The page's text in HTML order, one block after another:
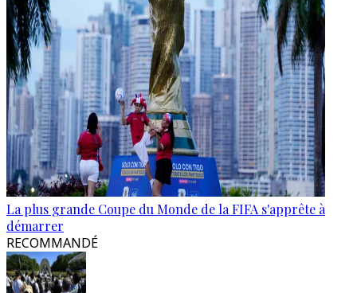
La plus grande Coupe du Monde de la FIFA s'apprête à
démarrer
RECOMMANDÉ